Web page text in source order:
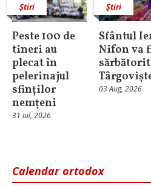
Știri
Peste 100 de
tineri au
plecat în
pelerinajul
sfinților
nemțeni
31 Iul, 2026
Știri
Sfântul
Nifon va
03 Aug, 2026
Calendar ortodox